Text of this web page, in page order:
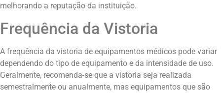
melhorando a reputação da instituição.
Frequência da Vistoria
A frequência da vistoria de equipamentos médicos pode variar
dependendo do tipo de equipamento e da intensidade de uso.
Geralmente, recomenda-se que a vistoria seja realizada
semestralmente ou anualmente, mas equipamentos que são